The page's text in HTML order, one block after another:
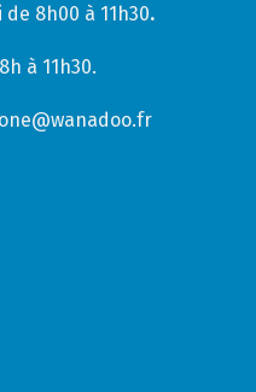
8h00 à 11h30.
à 11h30.